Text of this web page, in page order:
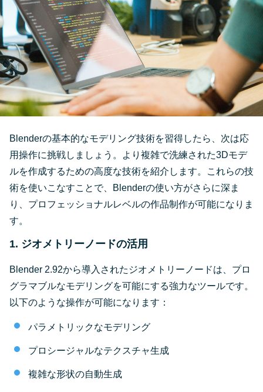
Blenderの基本的なモデリング技術を習得したら、次は応
用操作に挑戦しましょう。より複雑で洗練された3Dモデ
ルを作成するための高度な技術を紹介します。これらの技
術を使いこなすことで、Blenderの使い方がさらに深ま
り、プロフェッショナルレベルの作品制作が可能になりま
す。
1. ジオメトリーノードの活用
Blender 2.92から導入されたジオメトリーノードは、プロ
グラマブルなモデリングを可能にする強力なツールです。
以下のような操作が可能になります：
パラメトリックなモデリング
プロシージャルなテクスチャ生成
複雑な形状の自動生成